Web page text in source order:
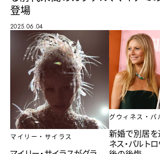
登場
2025.06.04
マイリー・サイラス
グウィネス・パ
新婚で別居を
ネス・パルト